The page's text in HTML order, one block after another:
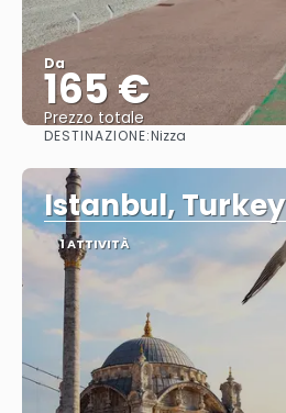
Da
165 €
Prezzo totale
DESTINAZIONE:Nizza
Istanbul, Turkey
1 ATTIVITÀ